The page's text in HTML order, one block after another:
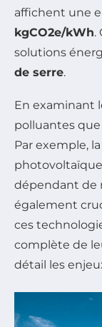
affichent une
kgCO2e/kWh.
solutions
de serre.
En examinant
polluantes que
Par exemple,
dépendant de
également
ces
complète de
détail les